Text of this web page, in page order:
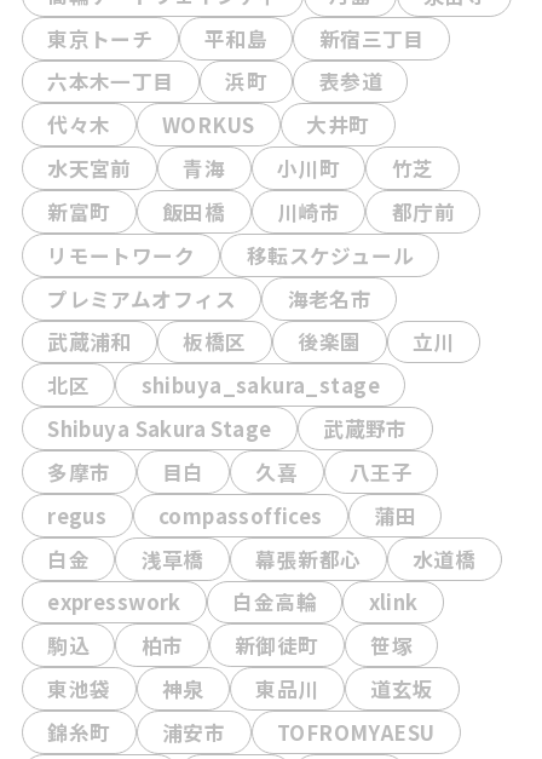
東京トーチ
平和島
新宿三丁目
六本木一丁目
浜町
表参道
代々木
WORKUS
大井町
水天宮前
青海 小川町
竹芝
新富町
飯田橋 川崎市
都庁前
リモートワーク
移転スケジュール
プレミアムオフィス
海老名市
武蔵浦和
板橋区 後楽園
立川
北区
shibuya_sakura_stage
Shibuya Sakura Stage
武蔵野市
多摩市
目白 久喜
八王子
regus
compassoffices
蒲田
白金
浅草橋 幕張新都心
水道橋
expresswork
白金高輪
xlink
駒込
柏市 新御徒町
笹塚
東池袋
神泉 東品川
道玄坂
錦糸町
浦安市
TOFROMYAESU